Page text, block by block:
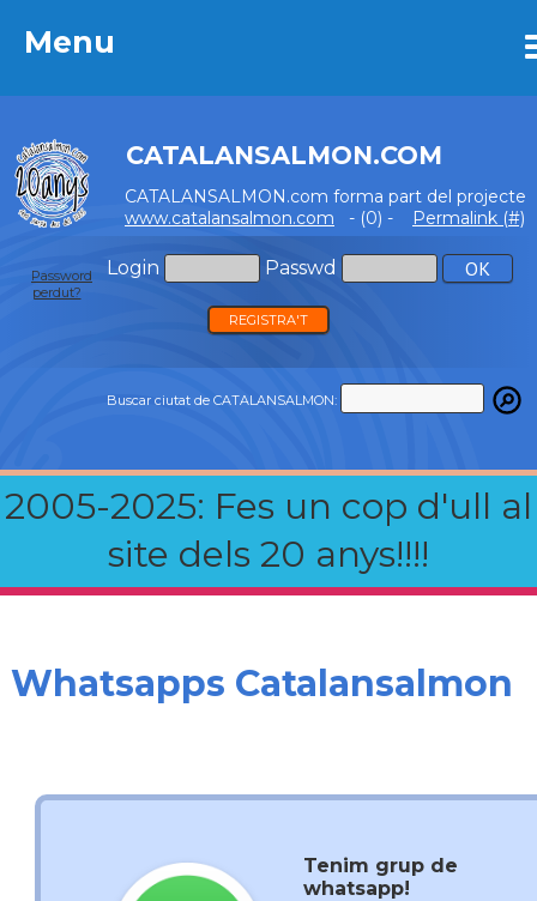
Menu
CATALANSALMON.COM
CATALANSALMON.com forma part del projecte
www.catalansalmon.com - (0) - Permalink (#)
Login Passwd
Password
perdut?
REGISTRA'T
Buscar ciutat de CATALANSALMON:
2005-2025: Fes un cop d'ull al
site dels 20 anys!!!!
Menu
Whatsapps Catalansalmon
Tenim grup de
whatsapp!